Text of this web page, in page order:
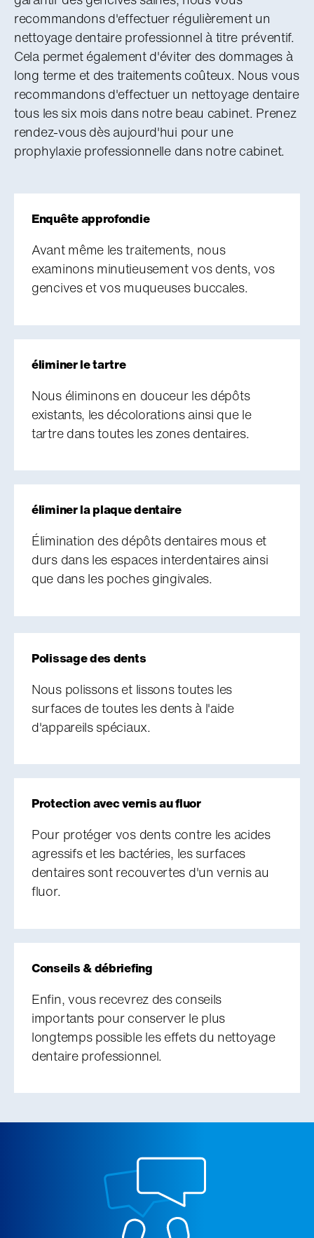
recommandons d'effectuer régulièrement un
nettoyage dentaire professionnel à titre préventif.
Cela permet également d'éviter des dommages à
long terme et des traitements coûteux. Nous vous
recommandons d'effectuer un nettoyage dentaire
tous les six mois dans notre beau cabinet. Prenez
rendez-vous dès aujourd'hui pour une
prophylaxie professionnelle dans notre cabinet.
Enquête approfondie
Avant même les traitements, nous
examinons minutieusement vos dents, vos
gencives et vos muqueuses buccales.
éliminer le tartre
Nous éliminons en douceur les dépôts
existants, les décolorations ainsi que le
tartre dans toutes les zones dentaires.
éliminer la plaque dentaire
Élimination des dépôts dentaires mous et
durs dans les espaces interdentaires ainsi
que dans les poches gingivales.
Polissage des dents
Nous polissons et lissons toutes les
surfaces de toutes les dents à l'aide
d'appareils spéciaux.
Protection avec vernis au fluor
Pour protéger vos dents contre les acides
agressifs et les bactéries, les surfaces
dentaires sont recouvertes d'un vernis au
fluor.
Conseils & débriefing
Enfin, vous recevrez des conseils
importants pour conserver le plus
longtemps possible les effets du nettoyage
dentaire professionnel.